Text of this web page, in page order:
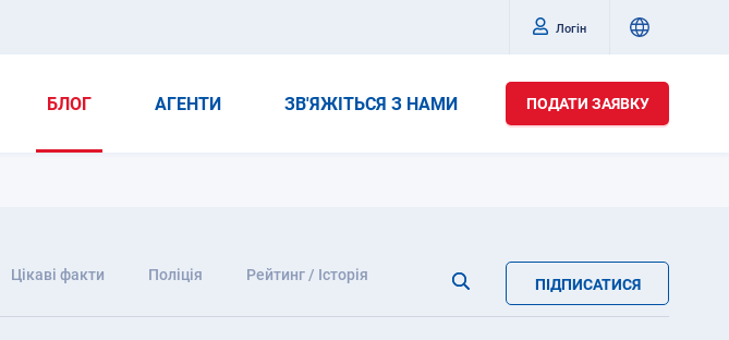
Логін
БЛОГ АГЕНТИ ЗВ'ЯЖІТЬСЯ З НАМИ ПОДАТИ ЗАЯВКУ
Цікаві факти Поліція
Рейтинг / Історія
ПІДПИСАТИСЯ